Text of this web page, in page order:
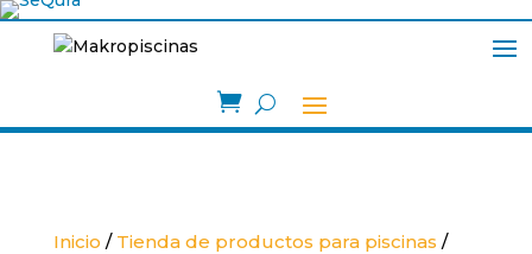

Inicio / Tienda de productos para piscinas /